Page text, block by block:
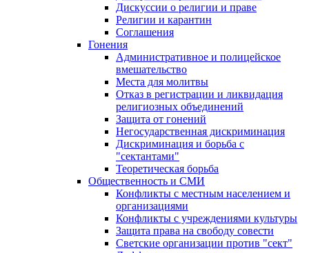
Дискуссии о религии и праве
Религии и карантин
Соглашения
Гонения
Административное и полицейское
вмешательство
Места для молитвы
Отказ в регистрации и ликвидация
религиозных объединений
Защита от гонений
Негосударственная дискриминация
Дискриминация и борьба с
"сектантами"
Теоретическая борьба
Общественность и СМИ
Конфликты с местным населением и
организациями
Конфликты с учреждениями культуры
Защита права на свободу совести
Светские организации против "сект"